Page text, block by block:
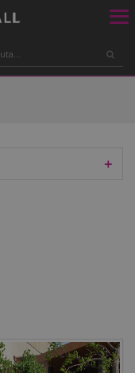
＋